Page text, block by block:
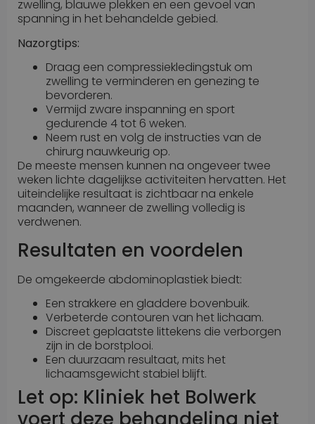
zwelling, blauwe plekken en een gevoel van
spanning in het behandelde gebied.
Nazorgtips:
Draag een compressiekledingstuk om
zwelling te verminderen en genezing te
bevorderen.
Vermijd zware inspanning en sport
gedurende 4 tot 6 weken.
Neem rust en volg de instructies van de
chirurg nauwkeurig op.
De meeste mensen kunnen na ongeveer twee
weken lichte dagelijkse activiteiten hervatten. Het
uiteindelijke resultaat is zichtbaar na enkele
maanden, wanneer de zwelling volledig is
verdwenen.
Resultaten en voordelen
De omgekeerde abdominoplastiek biedt:
Een strakkere en gladdere bovenbuik.
Verbeterde contouren van het lichaam.
Discreet geplaatste littekens die verborgen
zijn in de borstplooi.
Een duurzaam resultaat, mits het
lichaamsgewicht stabiel blijft.
Let op: Kliniek het Bolwerk